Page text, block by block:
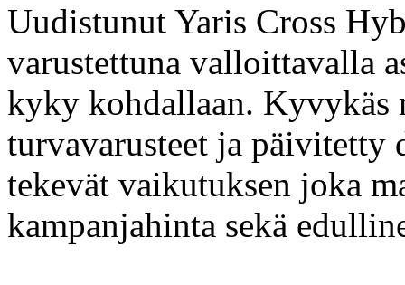
Uudistunut Yaris Cross
varustettuna valloittavalla
kyky kohdallaan. Kyvykäs
turvavarusteet ja päivitetty
tekevät vaikutuksen joka
kampanjahinta sekä